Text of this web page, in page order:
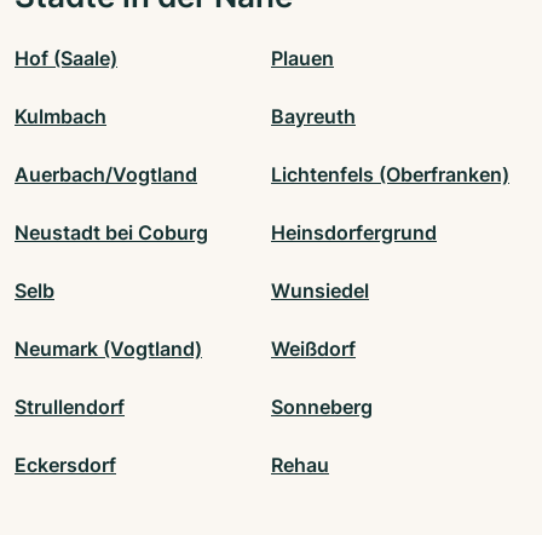
Hof (Saale) Plauen
Kulmbach Bayreuth
Auerbach/Vogtland Lichtenfels (Oberfranken)
Neustadt bei Coburg Heinsdorfergrund
Selb Wunsiedel
Neumark (Vogtland) Weißdorf
Strullendorf Sonneberg
Eckersdorf Rehau